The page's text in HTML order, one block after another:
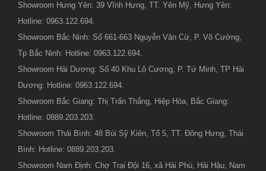
Showroom Hưng Yên: 39 Vĩnh Hưng, TT. Yên Mỹ, Hưng Yên:
Hotline: 0963.122.694.
Showroom Bắc Ninh: Số 661-663 Nguyễn Văn Cừ, P. Võ Cường,
Tp Bắc Ninh: Hotline: 0963.122.694.
Showroom Hải Dương: Số 40 Khu Lộ Cương, P. Tứ Minh, TP Hải
Dương: Hotline: 0963.122.694.
Showroom Bắc Giang: Thị Trấn Thắng, Hiệp Hòa, Bắc Giang:
Hotline: 0889.203.203.
Showroom Thái Bình: 48 Bùi Sỹ Kiên, Tổ 5, TT. Đông Hưng, Thái
Bình: Hotline: 0889.203.203.
Showroom Nam Định: Chợ Trại Đội 16, xã Hải Phú, Hải Hậu, Nam